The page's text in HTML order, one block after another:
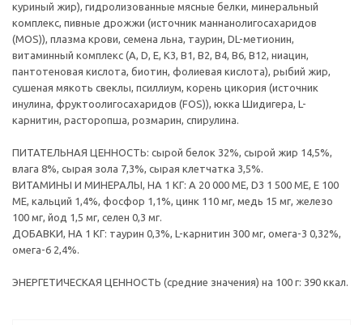
куриный жир), гидролизованные мясные белки, минеральный
комплекс, пивные дрожжи (источник маннанолигосахаридов
(MOS)), плазма крови, семена льна, таурин, DL-метионин,
витаминный комплекс (А, D, E, К3, В1, В2, В4, В6, В12, ниацин,
пантотеновая кислота, биотин, фолиевая кислота), рыбий жир,
сушеная мякоть свеклы, псиллиум, корень цикория (источник
инулина, фруктоолигосахаридов (FOS)), юкка Шидигера, L-
карнитин, расторопша, розмарин, спирулина.
ПИТАТЕЛЬНАЯ ЦЕННОСТЬ: сырой белок 32%, сырой жир 14,5%,
влага 8%, сырая зола 7,3%, сырая клетчатка 3,5%.
ВИТАМИНЫ И МИНЕРАЛЫ, НА 1 КГ: A 20 000 ME, D3 1 500 ME, E 100
МЕ, кальций 1,4%, фосфор 1,1%, цинк 110 мг, медь 15 мг, железо
100 мг, йод 1,5 мг, селен 0,3 мг.
ДОБАВКИ, НА 1 КГ: таурин 0,3%, L-карнитин 300 мг, омега-3 0,32%,
омега-6 2,4%.
ЭНЕРГЕТИЧЕСКАЯ ЦЕННОСТЬ (средние значения) на 100 г: 390 ккал.